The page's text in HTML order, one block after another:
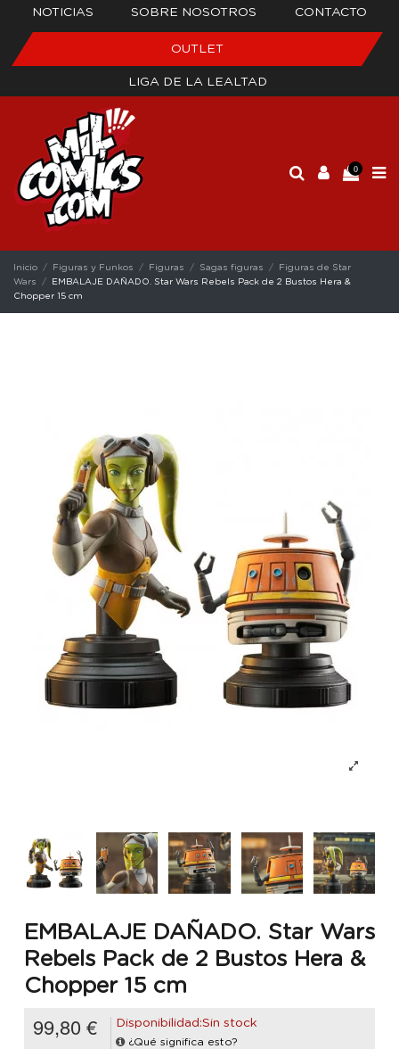
NOTICIAS SOBRE NOSOTROS CONTACTO
OUTLET
LIGA DE LA LEALTAD
0
Inicio Figuras y Funkos Figuras Sagas figuras
Figuras de Star
Wars
EMBALAJE DAÑADO. Star Wars Rebels Pack de 2 Bustos Hera &
Chopper 15 cm
EMBALAJE DAÑADO. Star Wars
Rebels Pack de 2 Bustos Hera &
Chopper 15 cm
99,80 € Disponibilidad:Sin stock
¿Qué significa esto?